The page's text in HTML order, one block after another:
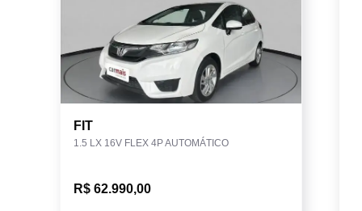
FIT
1.5 LX 16V FLEX 4P AUTOMÁTICO
R$ 62.990,00